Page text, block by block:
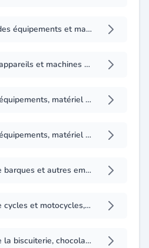
Commerce de détail des équipements et matériel pour la blanchisserie, équipements pour hôtels, cafés, restaurants et magasins
Commerce de gros d'appareils et machines manuelles, mécaniques destinés à tout usage
Commerce de gros d'équipements, matériel et fournitures de sécurité et de protection
Commerce de gros d'équipements, matériel et machines agricoles
Commerce de gros de barques et autres embarcations
Commerce de gros de cycles et motocycles, pièces détachées et accessoires pour cycles et motocycles
Commerce de gros de la biscuiterie, chocolaterie et confiserie